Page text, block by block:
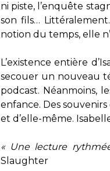
ni piste, l’enquête
son fils…
notion du temps, elle
L’existence entière
secouer un nouveau
podcast. Néanmoins,
enfance. Des
et d’elle-même.
« Une lecture
Slaughter